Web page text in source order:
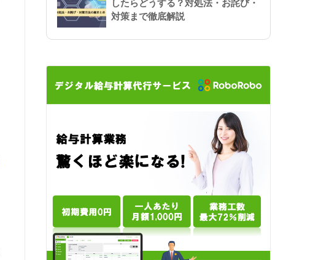
したらどうする？対処法・お詫び・
対策まで徹底解説